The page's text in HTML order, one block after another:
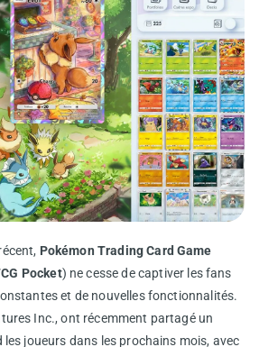
Pokémon Trading Card Game
Pocket) ne cesse de captiver les fans
et de nouvelles fonctionnalités.
Inc., ont récemment partagé un
joueurs dans les prochains mois, avec